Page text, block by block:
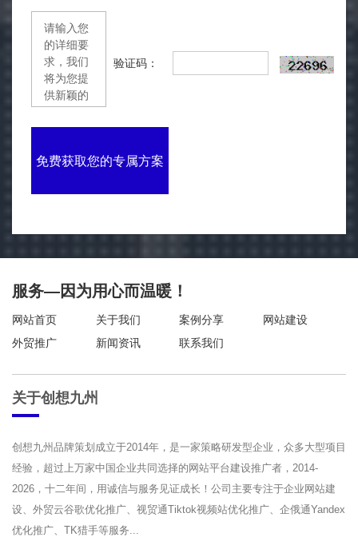
验证码：
免费获取您的专属方案
服务—因为用心而温暖！
网站首页 关于我们 案例分享
网站建设
外贸推广
新闻资讯 联系我们
关于创想九州
创想九州品牌策划成立于2014年，是一家策略研发型企业，众多大型项目
经验，超过上万家中国企业共同选择的网站平台建设推广者，2014-
2026，十二年间，用诚信与服务见证成长！公司主要专注于企业网站建
设、外贸云谷歌优化推广、视贸通Tiktok视频站优化推广、企俄通Yandex
优化推广、TK猎手等服务...